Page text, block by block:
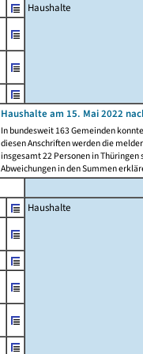
Haushalte
Haushalte am 15. Mai 2022
In bundesweit 163 Gemeinden
diesen Anschriften werden die
insgesamt 22 Personen in
Abweichungen in den Summen
Haushalte